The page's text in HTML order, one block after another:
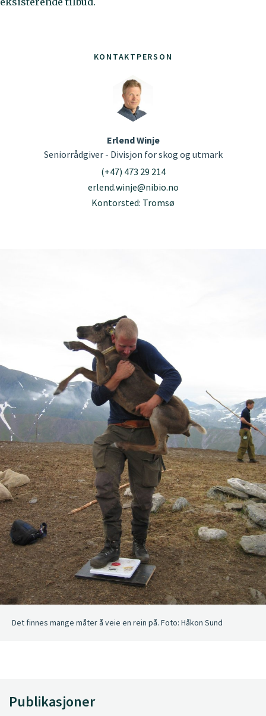
KONTAKTPERSON
Erlend Winje
Seniorrådgiver - Divisjon for skog og utmark
(+47) 473 29 214
erlend.winje@nibio.no
Kontorsted: Tromsø
Det finnes mange måter å veie en rein på. Foto: Håkon Sund
Publikasjoner